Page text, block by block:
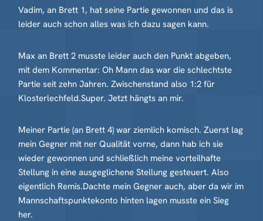
Vadim, an Brett 1, hat seine Partie gewonnen und das is
leider auch schon alles was ich dazu sagen kann.
Max an Brett 2 musste leider auch den Punkt abgeben,
mit dem Kommentar: Oh Mann das war die schlechtste
Partie seit zehn Jahren. Zwischenstand also 1:2 für
Klosterlechfeld.Super. Jetzt hängts an mir.
Meiner Partie (an Brett 4) war ziemlich komisch. Zuerst lag
mein Gegner mit ner Qualität vorne, dann hab ich sie
wieder gewonnen und schließlich meine vorteilhafte
Stellung in eine ausgeglichene Stellung gesteuert. Also
eigentlich Remis.Dachte mein Gegner auch, aber da wir im
Mannschaftspunktekonto hinten lagen musste ein Sieg
her.